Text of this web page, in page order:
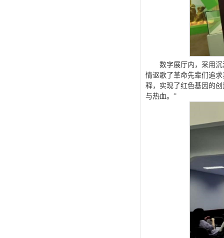
数字展厅内，采用
情讴歌了革命先辈们追
释，实现了红色基因的
与热血。”